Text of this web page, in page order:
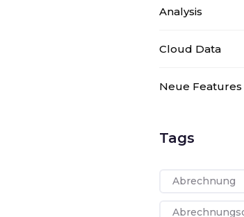
Analysis
Cloud Data
Neue Features
Tags
Abrechnung